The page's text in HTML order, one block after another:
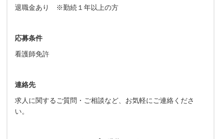
退職金あり ※勤続１年以上の方
応募条件
看護師免許
連絡先
求人に関するご質問・ご相談など、お気軽にご連絡くださ
い。